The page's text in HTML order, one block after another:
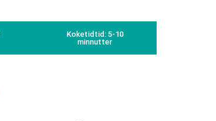
Koketidtid: 5-10
minnutter